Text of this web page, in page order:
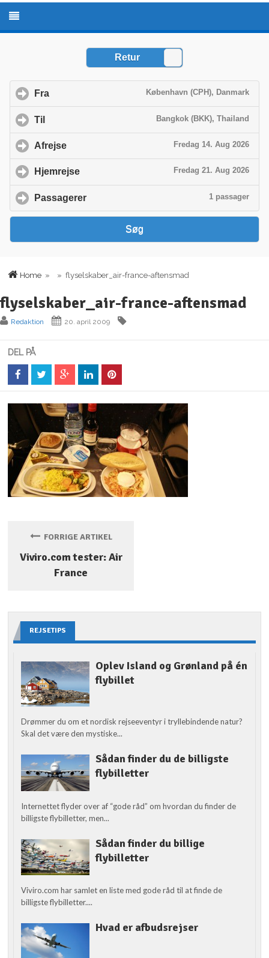
Home » » flyselskaber_air-france-aftensmad
flyselskaber_air-france-aftensmad
Redaktion 20. april 2009
DEL PÅ
FORRIGE ARTIKEL
Viviro.com tester: Air
France
REJSETIPS
Oplev Island og Grønland på én
flybillet
Drømmer du om et nordisk rejseeventyr i tryllebindende natur?
Skal det være den mystiske...
Sådan finder du de billigste
flybilletter
Internettet flyder over af “gode råd” om hvordan du finder de
billigste flybilletter, men...
Sådan finder du billige
flybilletter
Viviro.com har samlet en liste med gode råd til at finde de
billigste flybilletter....
Hvad er afbudsrejser